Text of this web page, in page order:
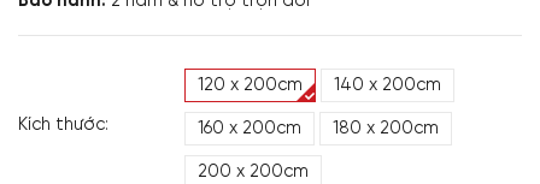
Kích thước:
120 x 200cm 140 x 200cm
160 x 200cm 180 x 200cm
200 x 200cm